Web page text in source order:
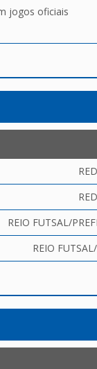
jogos oficiais
REIO FUTSAL/
REIO